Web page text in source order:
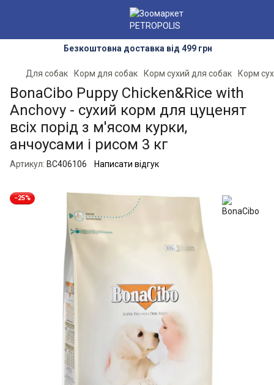
Безкоштовна доставка від 499 грн
Для собак Корм для собак Корм сухий для собак Корм
BonaCibo Puppy Chicken&Rice with
Anchovy - сухий корм для цуценят
всіх порід з м'ясом курки,
анчоусами і рисом 3 кг
Артикул: BC406106 Написати відгук
−25%